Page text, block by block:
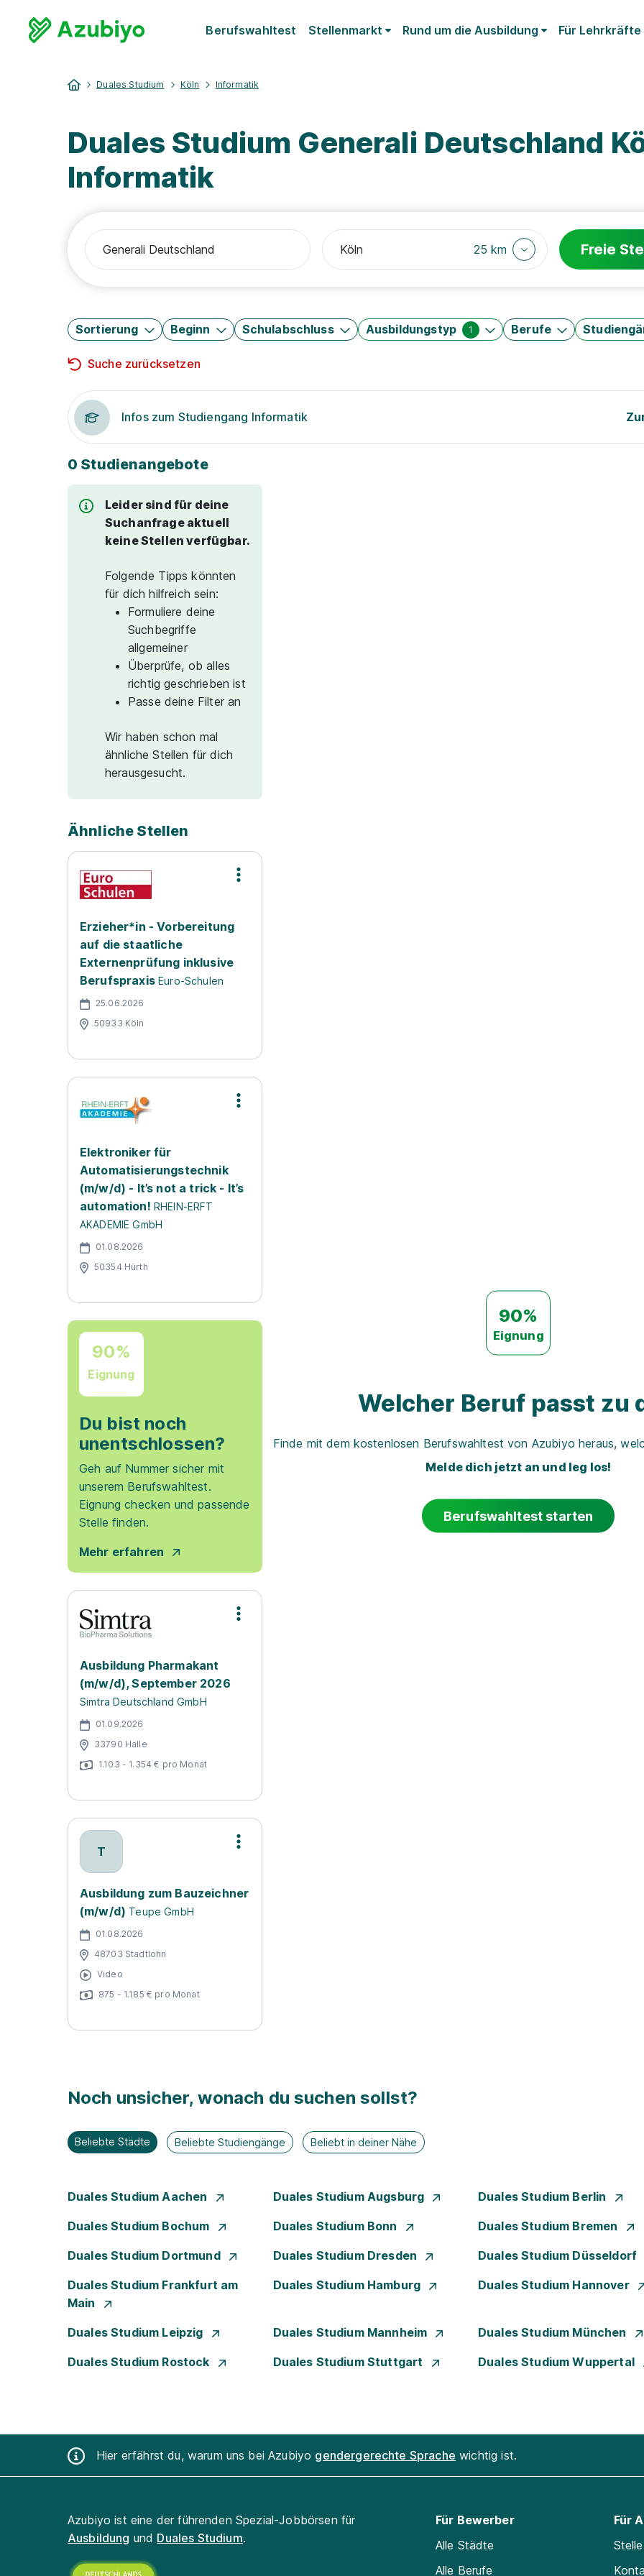
Berufswahltest Stellenmarkt Rund um die Ausbildung Für Lehrkräfte
Duales Studium Köln Informatik
Duales Studium Generali Deutschland
Informatik
25 km Freie
Sortierung Beginn Schulabschluss Ausbildungstyp 1 Berufe
Suche zurücksetzen
Infos zum Studiengang Informatik
0 Studienangebote
Leider sind für deine
Suchanfrage aktuell
keine Stellen verfügbar.
Folgende Tipps könnten
für dich hilfreich sein:
Formuliere deine
Suchbegriffe
allgemeiner
Überprüfe, ob alles
richtig geschrieben ist
Passe deine Filter an
Wir haben schon mal
ähnliche Stellen für dich
herausgesucht.
Ähnliche Stellen
Erzieher*in - Vorbereitung
auf die staatliche
Externenprüfung inklusive
Berufspraxis Euro-Schulen
25.06.2026
50933 Köln
Elektroniker für
Automatisierungstechnik
(m/w/d) - It’s not a trick - It’s
automation! RHEIN-ERFT
AKADEMIE GmbH
01.08.2026
50354 Hürth
90%
Eignung
Du bist noch
unentschlossen?
Geh auf Nummer sicher mit
unserem Berufswahltest.
Eignung checken und passende
Stelle finden.
Mehr erfahren
Ausbildung Pharmakant
(m/w/d), September 2026
Simtra Deutschland GmbH
01.09.2026
33790 Halle
1.103 - 1.354 € pro Monat
T
Ausbildung zum Bauzeichner
(m/w/d) Teupe GmbH
01.08.2026
48703 Stadtlohn
Video
875 - 1.185 € pro Monat
90%
Eignung
Welcher Beruf passt zu
Finde mit dem kostenlosen Berufswahltest von Azubiyo heraus,
Melde dich jetzt an und leg los!
Berufswahltest starten
Noch unsicher, wonach du suchen sollst?
Beliebte Städte Beliebte Studiengänge Beliebt in deiner Nähe
Duales Studium Aachen Duales Studium Augsburg Duales Studium Berlin
Duales Studium Bochum Duales Studium Bonn Duales Studium Bremen
Duales Studium Dortmund Duales Studium Dresden Duales Studium Düsseldorf
Duales Studium Frankfurt am
Main
Duales Studium Hamburg Duales Studium Hannover
Duales Studium Leipzig Duales Studium Mannheim Duales Studium München
Duales Studium Rostock Duales Studium Stuttgart Duales Studium Wuppertal
Hier erfährst du, warum uns bei Azubiyo gendergerechte Sprache wichtig ist.
Azubiyo ist eine der führenden Spezial-Jobbörsen für
Ausbildung und Duales Studium.
Für Bewerber
Alle Städte
Alle Berufe
Für